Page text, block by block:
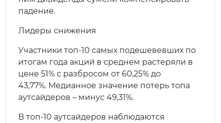
падение.
Лидеры снижения
Участники топ-10 самых подешевевших по
итогам года акций в среднем растеряли в
цене 51% с разбросом от 60,25% до
43,77%. Медианное значение потерь топа
аутсайдеров – минус 49,31%.
В топ-10 аутсайдеров наблюдаются